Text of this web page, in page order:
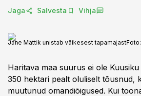
Jaga Salvesta Vihja
Jane Mättik unistab väikesest tapamajastFoto:
Haritava maa suurus ei ole Kuusiku
350 hektari pealt oluliselt tõusnud,
muutunud omandiõigused. Kui